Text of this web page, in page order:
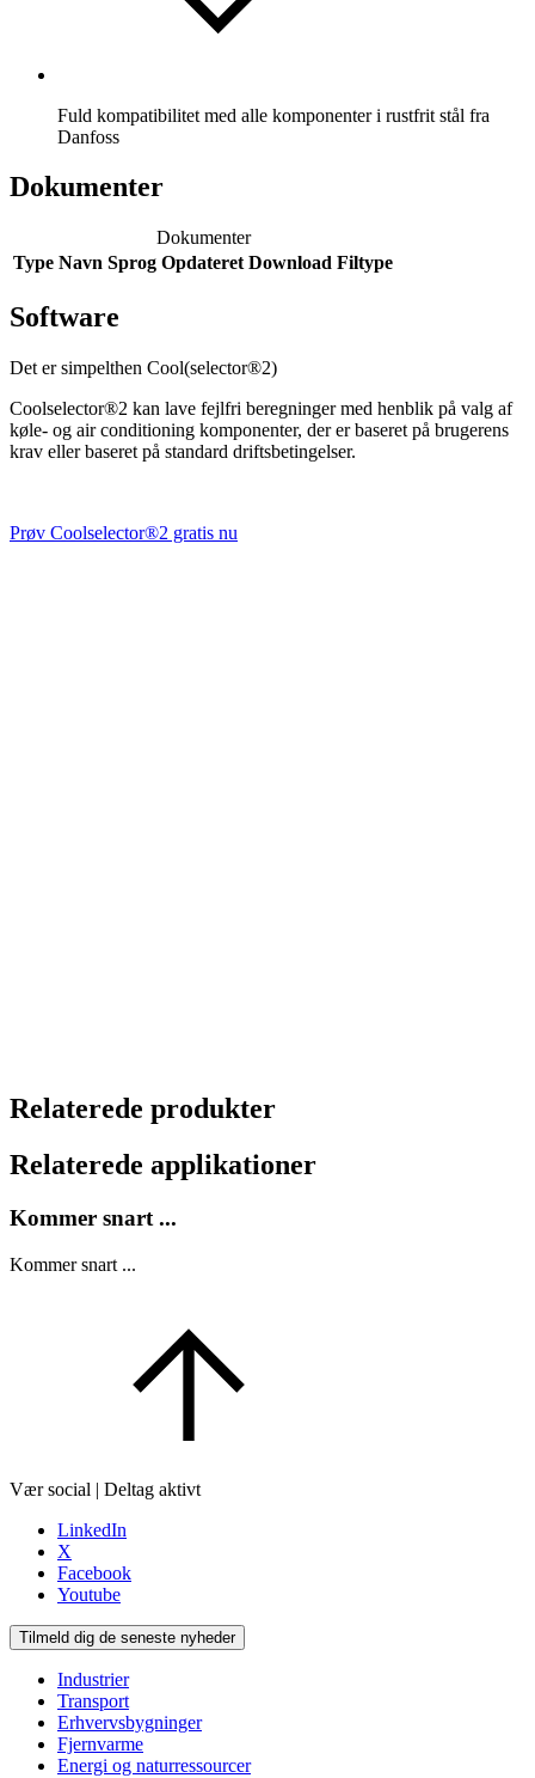
Fuld kompatibilitet med alle komponenter i rustfrit stål fra
Danfoss
Dokumenter
Dokumenter
Type Navn Sprog Opdateret Download Filtype
Software
Det er simpelthen Cool(selector®2)
Coolselector®2 kan lave fejlfri beregninger med henblik på valg af
køle- og air conditioning komponenter, der er baseret på brugerens
krav eller baseret på standard driftsbetingelser.
Prøv Coolselector®2 gratis nu
Relaterede produkter
Relaterede applikationer
Kommer snart ...
Kommer snart ...
Vær social | Deltag aktivt
LinkedIn
X
Facebook
Youtube
Tilmeld dig de seneste nyheder
Industrier
Transport
Erhvervsbygninger
Fjernvarme
Energi og naturressourcer